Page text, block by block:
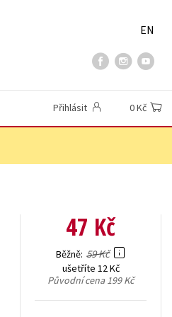
EN
Přihlásit 0 Kč
47 Kč
Běžně 59 Kč
ušetříte 12 Kč
Původní cena199 Kč